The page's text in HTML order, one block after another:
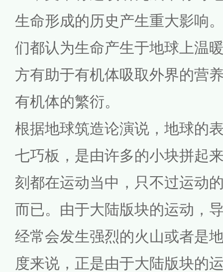
生命形成的历史产生重大影响
们都认为生命产生于地球上温
方有助于有机体吸取外界的营
有机体的繁衍。
根据地球筑造论演说，地球的
七巧板，是由许多的小块拼起
刻都在运动当中，只不过运动
而已。由于大陆版块的运动，
经常会发生强烈的火山或者是
度来说，正是由于大陆版块的